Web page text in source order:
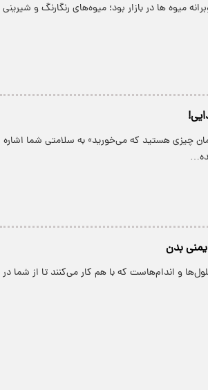
میوه ها در بازار بود؛ میوه‌های رنگارنگ و شیرینی
چیزی هستید که می‌خورید» به سلامتی شما اشاره
بدن
و اندام‌هاست که با هم کار می‌کنند تا از شما در